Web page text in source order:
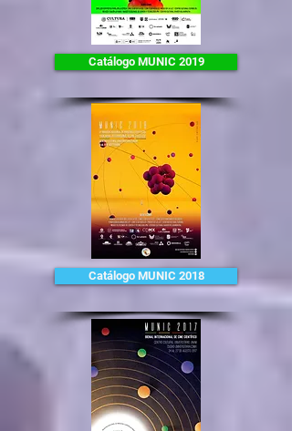
Catálogo MUNIC 2019
Catálogo MUNIC 2018